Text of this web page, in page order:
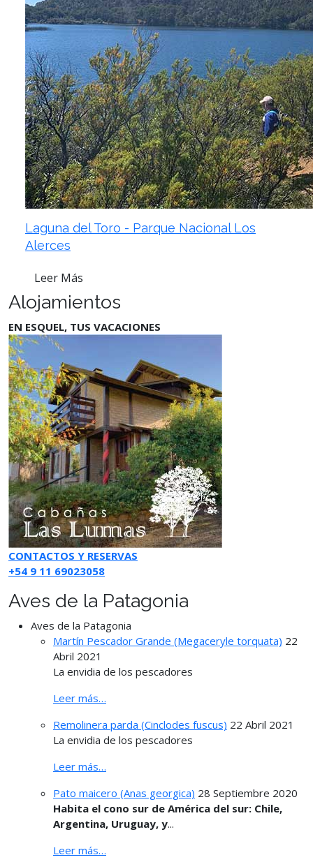
Laguna del Toro - Parque Nacional Los
Alerces
Leer Más
Alojamientos
EN ESQUEL, TUS VACACIONES
CONTACTOS Y RESERVAS
+54 9 11 69023058
Aves de la Patagonia
Aves de la Patagonia
Martín Pescador Grande (Megaceryle torquata) 22
Abril 2021
La envidia de los pescadores
Leer más…
Remolinera parda (Cinclodes fuscus) 22 Abril 2021
La envidia de los pescadores
Leer más…
Pato maicero (Anas georgica) 28 Septiembre 2020
Habita el cono sur de América del sur: Chile,
Argentina, Uruguay, y...
Leer más…